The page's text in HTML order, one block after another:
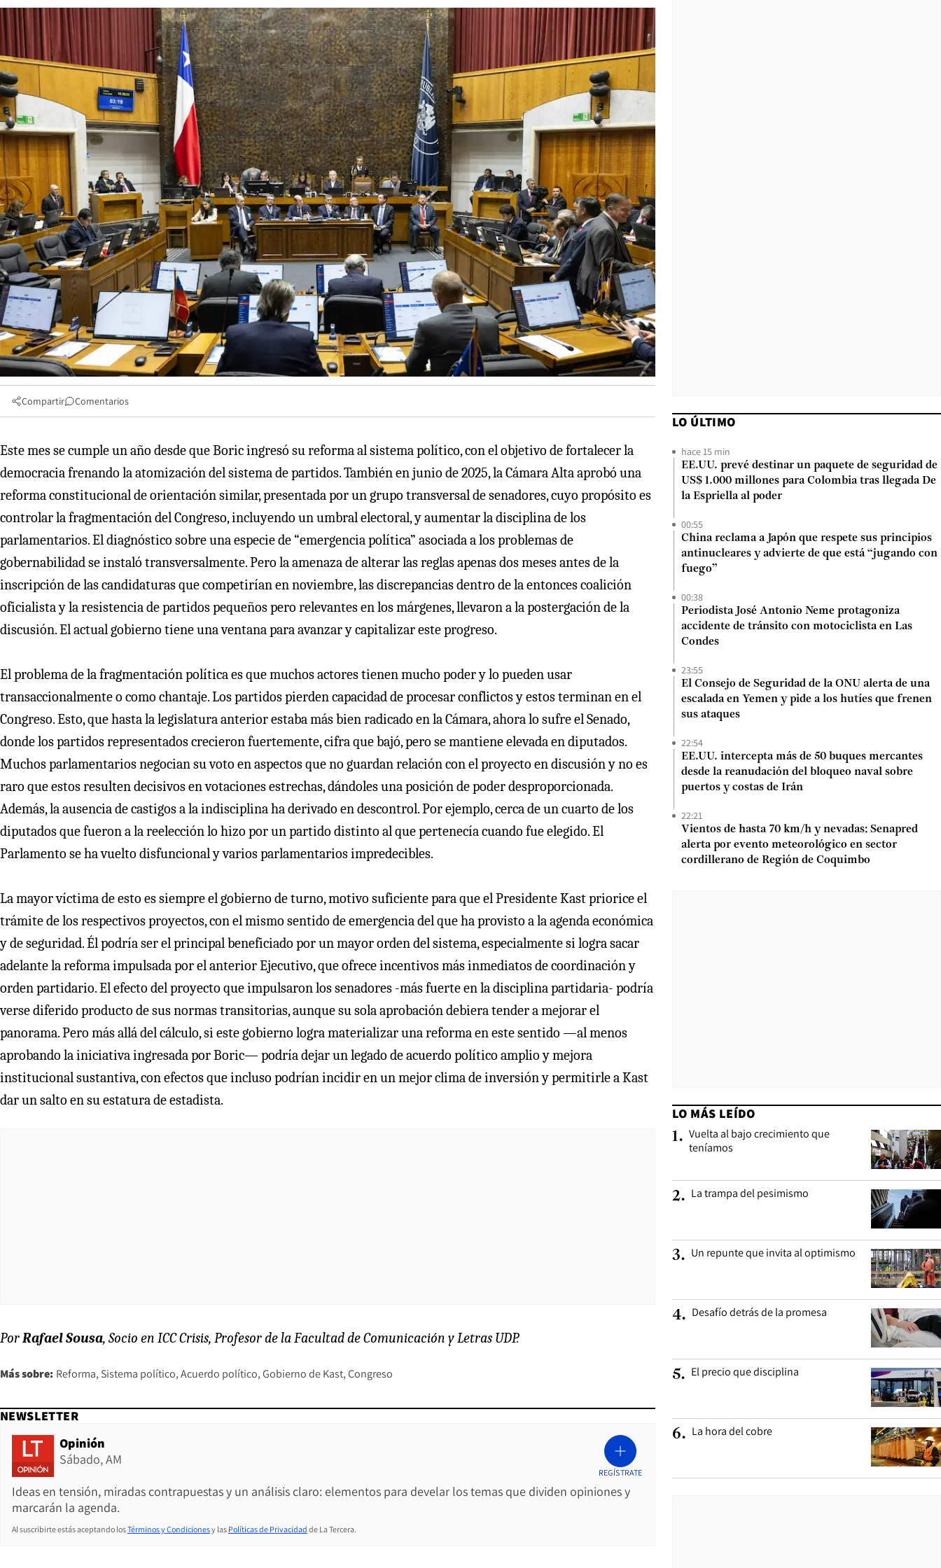
Compartir Comentarios
Este mes se cumple un año desde que Boric ingresó su reforma al sistema político, con el objetivo de fortalecer la
democracia frenando la atomización del sistema de partidos. También en junio de 2025, la Cámara Alta aprobó una
reforma constitucional de orientación similar, presentada por un grupo transversal de senadores, cuyo propósito es
controlar la fragmentación del Congreso, incluyendo un umbral electoral, y aumentar la disciplina de los
parlamentarios. El diagnóstico sobre una especie de “emergencia política” asociada a los problemas de
gobernabilidad se instaló transversalmente. Pero la amenaza de alterar las reglas apenas dos meses antes de la
inscripción de las candidaturas que competirían en noviembre, las discrepancias dentro de la entonces coalición
oficialista y la resistencia de partidos pequeños pero relevantes en los márgenes, llevaron a la postergación de la
discusión. El actual gobierno tiene una ventana para avanzar y capitalizar este progreso.
El problema de la fragmentación política es que muchos actores tienen mucho poder y lo pueden usar
transaccionalmente o como chantaje. Los partidos pierden capacidad de procesar conflictos y estos terminan en el
Congreso. Esto, que hasta la legislatura anterior estaba más bien radicado en la Cámara, ahora lo sufre el Senado,
donde los partidos representados crecieron fuertemente, cifra que bajó, pero se mantiene elevada en diputados.
Muchos parlamentarios negocian su voto en aspectos que no guardan relación con el proyecto en discusión y no es
raro que estos resulten decisivos en votaciones estrechas, dándoles una posición de poder desproporcionada.
Además, la ausencia de castigos a la indisciplina ha derivado en descontrol. Por ejemplo, cerca de un cuarto de los
diputados que fueron a la reelección lo hizo por un partido distinto al que pertenecía cuando fue elegido. El
Parlamento se ha vuelto disfuncional y varios parlamentarios impredecibles.
La mayor víctima de esto es siempre el gobierno de turno, motivo suficiente para que el Presidente Kast priorice el
trámite de los respectivos proyectos, con el mismo sentido de emergencia del que ha provisto a la agenda económica
y de seguridad. Él podría ser el principal beneficiado por un mayor orden del sistema, especialmente si logra sacar
adelante la reforma impulsada por el anterior Ejecutivo, que ofrece incentivos más inmediatos de coordinación y
orden partidario. El efecto del proyecto que impulsaron los senadores -más fuerte en la disciplina partidaria- podría
verse diferido producto de sus normas transitorias, aunque su sola aprobación debiera tender a mejorar el
panorama. Pero más allá del cálculo, si este gobierno logra materializar una reforma en este sentido —al menos
aprobando la iniciativa ingresada por Boric— podría dejar un legado de acuerdo político amplio y mejora
institucional sustantiva, con efectos que incluso podrían incidir en un mejor clima de inversión y permitirle a Kast
dar un salto en su estatura de estadista.
PorRafael Sousa, Socio en ICC Crisis, Profesor de la Facultad de Comunicación y Letras UDP.
Más sobre: Reforma Sistema político Acuerdo político Gobierno de Kast Congreso
NEWSLETTER
Opinión
Sábado, AM
Ideas en tensión, miradas contrapuestas y un análisis claro: elementos para develar los temas que dividen opiniones y
marcarán la agenda.
REGÍSTRATE
Al suscribirte estás aceptando losTérminos y Condicionesy las Políticas de Privacidad de La Tercera.
LO ÚLTIMO
hace 15 min
EE.UU. prevé destinar un paquete de seguridad de
US$ 1.000 millones para Colombia tras llegada De
la Espriella al poder
00:55
China reclama a Japón que respete sus principios
antinucleares y advierte de que está “jugando con
fuego”
00:38
Periodista José Antonio Neme protagoniza
accidente de tránsito con motociclista en Las
Condes
23:55
El Consejo de Seguridad de la ONU alerta de una
escalada en Yemen y pide a los hutíes que frenen
sus ataques
22:54
EE.UU. intercepta más de 50 buques mercantes
desde la reanudación del bloqueo naval sobre
puertos y costas de Irán
22:21
Vientos de hasta 70 km/h y nevadas: Senapred
alerta por evento meteorológico en sector
cordillerano de Región de Coquimbo
LO MÁS LEÍDO
1. Vuelta al bajo crecimiento que
teníamos
2. La trampa del pesimismo
3. Un repunte que invita al optimismo
4. Desafío detrás de la promesa
5. El precio que disciplina
6. La hora del cobre